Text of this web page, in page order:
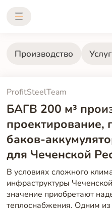
Производство
ProfitSteelTeam
БАГВ 200 м³
проектирование,
баков-
для Чеченской
В условиях сложного
инфраструктуры
значение приобретают
теплоснабжения. Одним